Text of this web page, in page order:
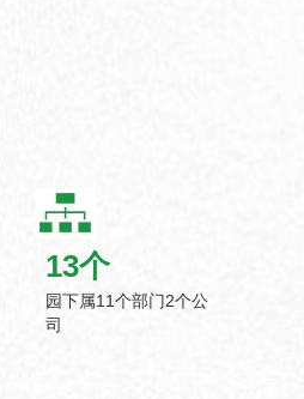
13个
园下属11个部门2个公
司